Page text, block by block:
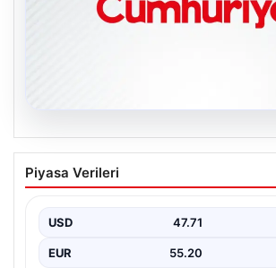
Galatasaray açıkladı: Sosyal
hesaplarına suç duyurusu!
Hukuki Adım Attı”, “content”: “
Piyasa Verileri
USD 47.71
EUR 55.20